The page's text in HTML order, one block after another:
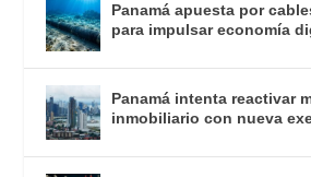
Panamá apuesta por
para impulsar economía
Panamá intenta reactivar
inmobiliario con nueva